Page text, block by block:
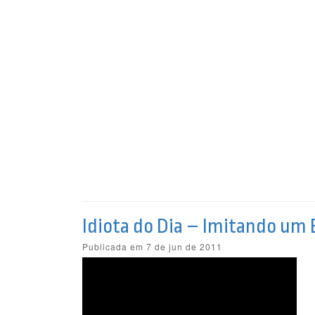
Idiota do Dia – Imitando um
Publicada em 7 de jun de 2011